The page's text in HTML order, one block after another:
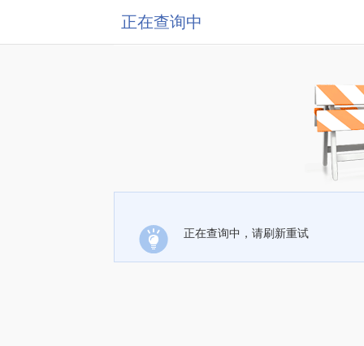
正在查询中
正在查询中，请刷新重试